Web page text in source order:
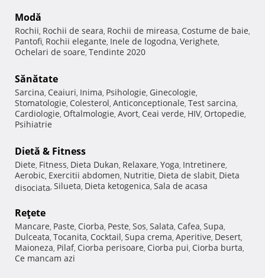
Modă
Rochii, Rochii de seara, Rochii de mireasa, Costume de baie,
Pantofi, Rochii elegante, Inele de logodna, Verighete,
Ochelari de soare, Tendinte 2020
Sănătate
Sarcina, Ceaiuri, Inima, Psihologie, Ginecologie,
Stomatologie, Colesterol, Anticonceptionale, Test sarcina,
Cardiologie, Oftalmologie, Avort, Ceai verde, HIV, Ortopedie,
Psihiatrie
Dietă & Fitness
Diete, Fitness, Dieta Dukan, Relaxare, Yoga, Intretinere,
Aerobic, Exercitii abdomen, Nutritie, Dieta de slabit, Dieta
disociata, Silueta, Dieta ketogenica, Sala de acasa
Reţete
Mancare, Paste, Ciorba, Peste, Sos, Salata, Cafea, Supa,
Dulceata, Tocanita, Cocktail, Supa crema, Aperitive, Desert,
Maioneza, Pilaf, Ciorba perisoare, Ciorba pui, Ciorba burta,
Ce mancam azi